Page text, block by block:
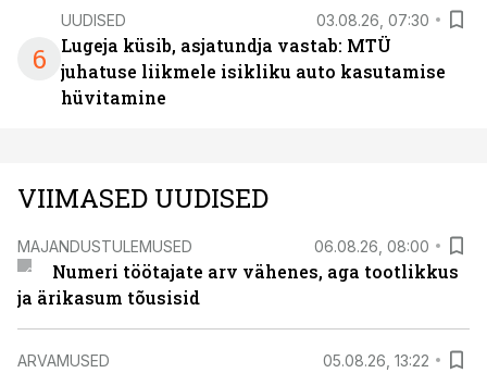
6
UUDISED 03.08.26, 07:30
Lugeja küsib, asjatundja vastab: MTÜ
juhatuse liikmele isikliku auto kasutamise
hüvitamine
VIIMASED UUDISED
MAJANDUSTULEMUSED 06.08.26, 08:00
Numeri töötajate arv vähenes, aga tootlikkus
ja ärikasum tõusisid
ARVAMUSED 05.08.26, 13:22